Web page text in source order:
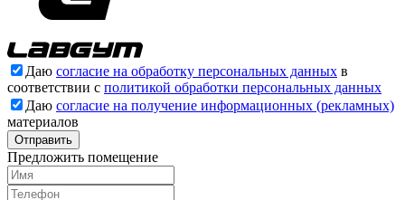
Даю согласие на обработку персональных данных в
соответствии с политикой обработки персональных данных
Даю согласие на получение информационных (рекламных)
материалов
Отправить
Предложить помещение